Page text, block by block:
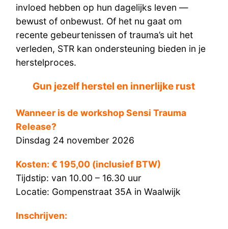
invloed hebben op hun dagelijks leven —
bewust of onbewust. Of het nu gaat om
recente gebeurtenissen of trauma’s uit het
verleden, STR kan ondersteuning bieden in je
herstelproces.
Gun jezelf herstel en innerlijke rust
Wanneer is de workshop Sensi Trauma
Release?
Dinsdag 24 november 2026
Kosten: € 195,00 (inclusief BTW)
Tijdstip: van 10.00 – 16.30 uur
Locatie: Gompenstraat 35A in Waalwijk
Inschrijven: